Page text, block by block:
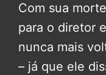
Com sua
para o diretor
nunca mais
– já que ele